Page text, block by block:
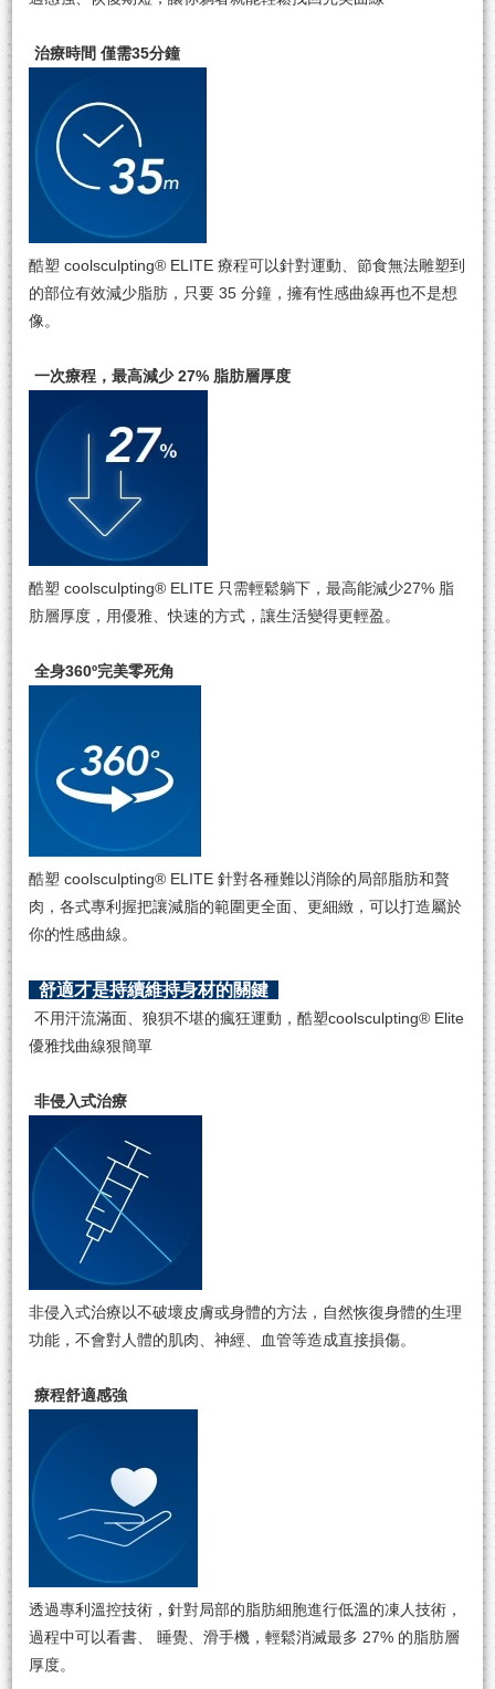
治療時間 僅需35分鐘
酷塑 coolsculpting® ELITE 療程可以針對運動、節食無法雕塑到
的部位有效減少脂肪，只要 35 分鐘，擁有性感曲線再也不是想
像。
⼀次療程，最高減少 27% 脂肪層厚度
酷塑 coolsculpting® ELITE 只需輕鬆躺下，最高能減少27% 脂
肪層厚度，⽤優雅、快速的方式，讓生活變得更輕盈。
全身360º完美零死角
酷塑 coolsculpting® ELITE 針對各種難以消除的局部脂肪和贅
肉，各式專利握把讓減脂的範圍更全⾯、更細緻，可以打造屬於
你的性感曲線。
舒適才是持續維持身材的關鍵
不⽤汗流滿⾯、狼狽不堪的瘋狂運動，酷塑coolsculpting® Elite
優雅找曲線狠簡單
非侵入式治療
非侵入式治療以不破壞⽪膚或身體的⽅法，自然恢復身體的生理
功能，不會對⼈體的肌肉、神經、⾎管等造成直接損傷。
療程舒適感強
透過專利溫控技術，針對局部的脂肪細胞進⾏低溫的凍⼈技術，
過程中可以看書、 睡覺、滑⼿機，輕鬆消滅最多 27% 的脂肪層
厚度。